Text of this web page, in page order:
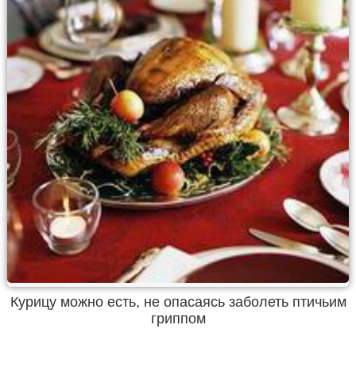
Курицу можно есть, не опасаясь заболеть птичьим
гриппом